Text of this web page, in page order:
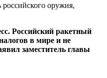
оружия,
Российский ракетный
в мире и не
заместитель главы